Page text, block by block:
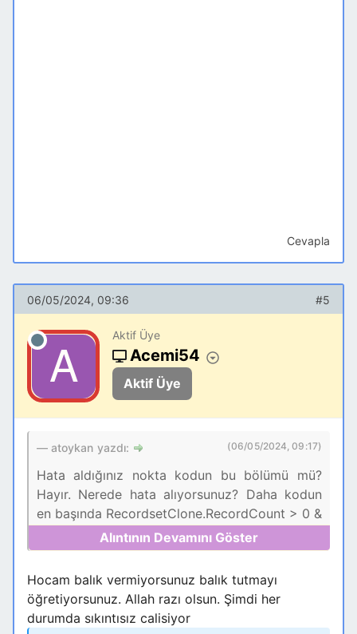
Cevapla
06/05/2024, 09:36 #5
Aktif Üye
Acemi54
Aktif Üye
(06/05/2024, 09:17)
atoykan yazdı:
Hata aldığınız nokta kodun bu bölümü mü?
Hayır. Nerede hata alıyorsunuz? Daha kodun
en başında RecordsetClone.RecordCount > 0 &
GarantiBitiş < E8 kısmındayken hata
alıyorsunuz. Runtime Error 2427 nedir? Bir
form, rapor ya da denetimi referans olarak
kullandığınız ve bu referansın olmadığı veya
henüz yüklenmediği durumda aldığınız hatadır.
F_GARANTİKONTROL formunuz var mı? Var,
Hocam balık vermiyorsunuz balık tutmayı
öğretiyorsunuz. Allah razı olsun. Şimdi her
durumda sıkıntısız calisiyor